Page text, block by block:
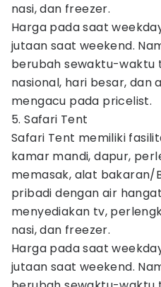
nasi, dan freezer.
Harga pada saat
jutaan saat weekend.
berubah sewaktu-waktu
nasional, hari besar, dan
mengacu pada pricelist.
5. Safari Tent
Safari Tent memiliki
kamar mandi, dapur,
memasak, alat bakaran/
pribadi dengan air
menyediakan tv,
nasi, dan freezer.
Harga pada saat
jutaan saat weekend.